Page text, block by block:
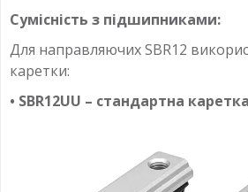
Сумісність з підшипниками:
Для направляючих SBR12
каретки:
• SBR12UU – стандартна каретка